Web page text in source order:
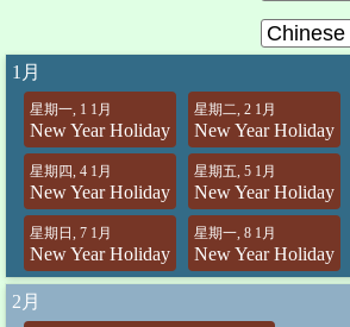
1月
星期一, 1 1月
New Year Holiday
星期二, 2 1月
New Year Holiday
星期四, 4 1月
New Year Holiday
星期五, 5 1月
New Year Holiday
星期日, 7 1月
New Year Holiday
星期一, 8 1月
New Year Holiday
2月